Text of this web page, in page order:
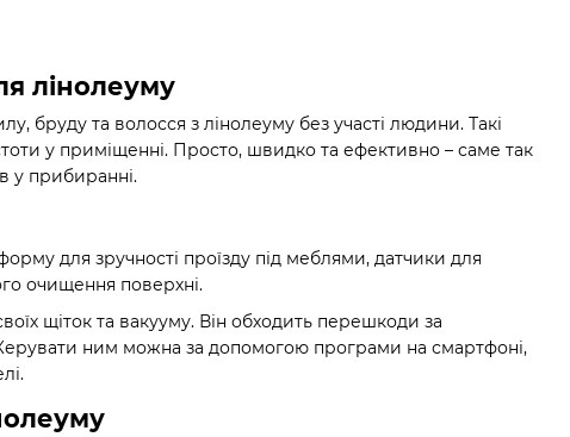
лінолеуму
бруду та волосся з лінолеуму без участі людини. Такі
у приміщенні. Просто, швидко та ефективно – саме так
у прибиранні.
для зручності проїзду під меблями, датчики для
очищення поверхні.
щіток та вакууму. Він обходить перешкоди за
ним можна за допомогою програми на смартфоні,